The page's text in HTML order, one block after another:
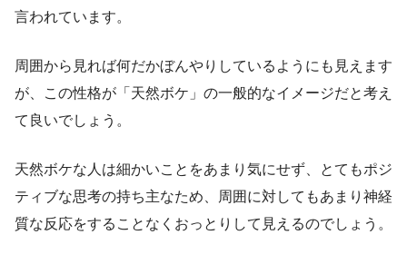
言われています。
周囲から見れば何だかぼんやりしているようにも見えます
が、この性格が「天然ボケ」の一般的なイメージだと考え
て良いでしょう。
天然ボケな人は細かいことをあまり気にせず、とてもポジ
ティブな思考の持ち主なため、周囲に対してもあまり神経
質な反応をすることなくおっとりして見えるのでしょう。